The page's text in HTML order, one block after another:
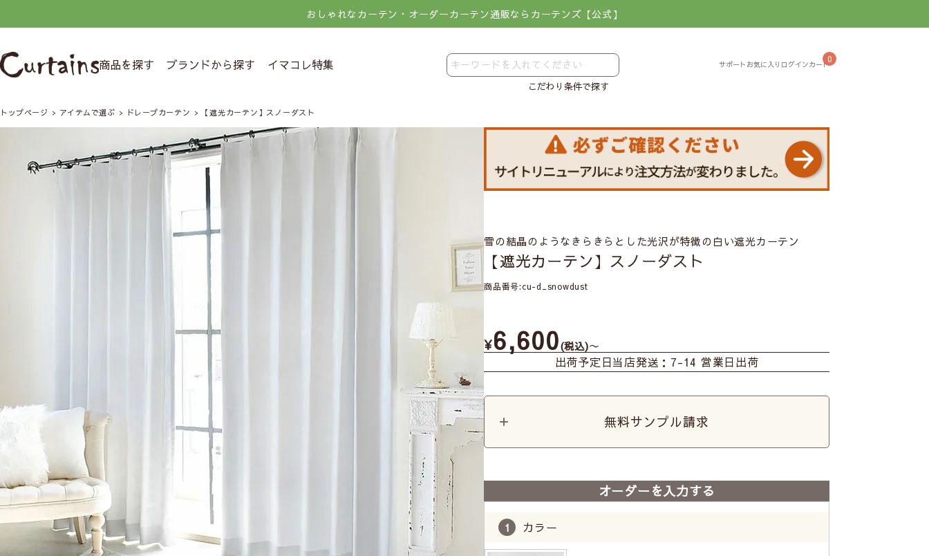
おしゃれなカーテン・オーダーカーテン通販ならカーテンズ【公式】
商品を探す ブランドから探す イマコレ特集
こだわり条件で探す
0
トップページ アイテムで選ぶ ドレープカーテン 【遮光カーテン】スノーダスト
雪の結晶のようなきらきらとした光沢が特徴の白い遮光カーテン
【遮光カーテン】スノーダスト
商品番号 cu-d_snowdust
¥6,600 税込 〜
出荷予定日当店発送：7-14 営業日出荷
無料サンプル請求
オーダーを入力する
カラー